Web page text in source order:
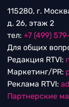
115280, г.
д. 26, этаж 2
тел: +7 (499)
Для общих
Редакция RTVI:
Маркетинг/PR:
Реклама RTVI:
Партнерские